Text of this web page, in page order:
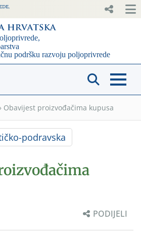
Obavijest proizvođačima kupusa
podravska
PODIJELI